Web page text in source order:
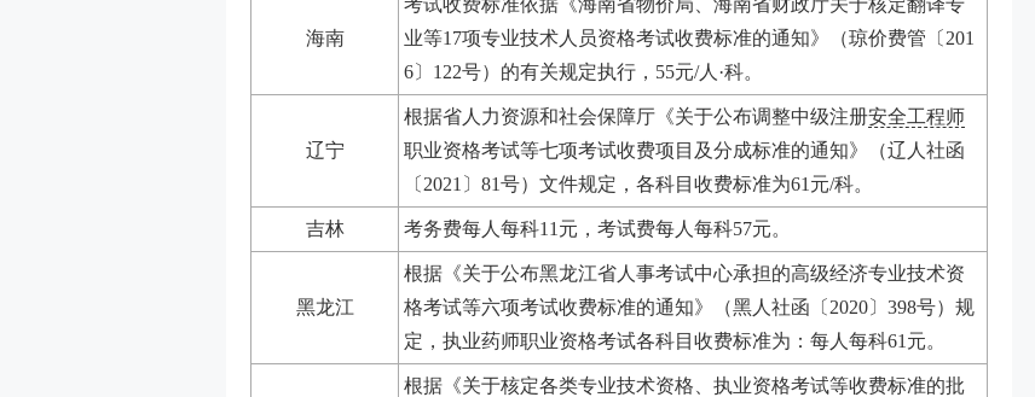
海南
考试收费标准依据《海南省物价局、海南省财政厅关于核定翻译专
业等17项专业技术人员资格考试收费标准的通知》（琼价费管〔201
6〕122号）的有关规定执行，55元/人·科。
辽宁
根据省人力资源和社会保障厅《关于公布调整中级注册安全工程师
职业资格考试等七项考试收费项目及分成标准的通知》（辽人社函
〔2021〕81号）文件规定，各科目收费标准为61元/科。
吉林 考务费每人每科11元，考试费每人每科57元。
黑龙江
根据《关于公布黑龙江省人事考试中心承担的高级经济专业技术资
格考试等六项考试收费标准的通知》（黑人社函〔2020〕398号）规
定，执业药师职业资格考试各科目收费标准为：每人每科61元。
根据《关于核定各类专业技术资格、执业资格考试等收费标准的批